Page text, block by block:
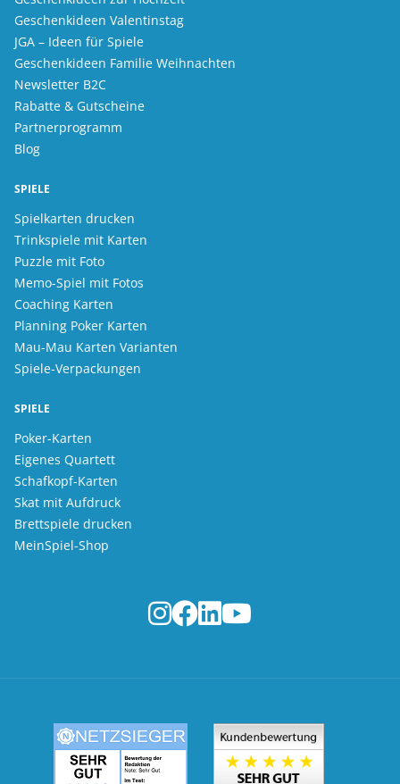
Geschenkideen Valentinstag
JGA – Ideen für Spiele
Geschenkideen Familie Weihnachten
Newsletter B2C
Rabatte & Gutscheine
Partnerprogramm
Blog
SPIELE
Spielkarten drucken
Trinkspiele mit Karten
Puzzle mit Foto
Memo-Spiel mit Fotos
Coaching Karten
Planning Poker Karten
Mau-Mau Karten Varianten
Spiele-Verpackungen
SPIELE
Poker-Karten
Eigenes Quartett
Schafkopf-Karten
Skat mit Aufdruck
Brettspiele drucken
MeinSpiel-Shop